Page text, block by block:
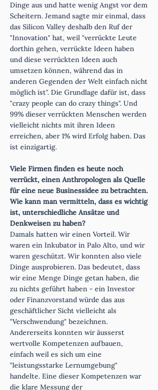
Dinge aus und hatte wenig Angst vor dem
Scheitern. Jemand sagte mir einmal, dass
das Silicon Valley deshalb den Ruf der
"Innovation" hat, weil "verrückte Leute
dorthin gehen, verrückte Ideen haben
und diese verrückten Ideen auch
umsetzen können, während das in
anderen Gegenden der Welt einfach nicht
möglich ist". Die Grundlage dafür ist, dass
"crazy people can do crazy things". Und
99% dieser verrückten Menschen werden
vielleicht nichts mit ihren Ideen
erreichen, aber 1% wird Erfolg haben. Das
ist einzigartig.
Viele Firmen finden es heute noch
verrückt, einen Anthropologen als Quelle
für eine neue Businessidee zu betrachten.
Wie kann man vermitteln, dass es wichtig
ist, unterschiedliche Ansätze und
Denkweisen zu haben?
Damals hatten wir einen Vorteil. Wir
waren ein Inkubator in Palo Alto, und wir
waren geschützt. Wir konnten also viele
Dinge ausprobieren. Das bedeutet, dass
wir eine Menge Dinge getan haben, die
zu nichts geführt haben - ein Investor
oder Finanzvorstand würde das aus
geschäftlicher Sicht vielleicht als
"Verschwendung" bezeichnen.
Andererseits konnten wir äusserst
wertvolle Kompetenzen aufbauen,
einfach weil es sich um eine
"leistungsstarke Lernumgebung"
handelte. Eine dieser Kompetenzen war
die klare Messung der